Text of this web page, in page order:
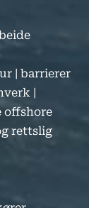
| barrierer
|
offshore
rettslig